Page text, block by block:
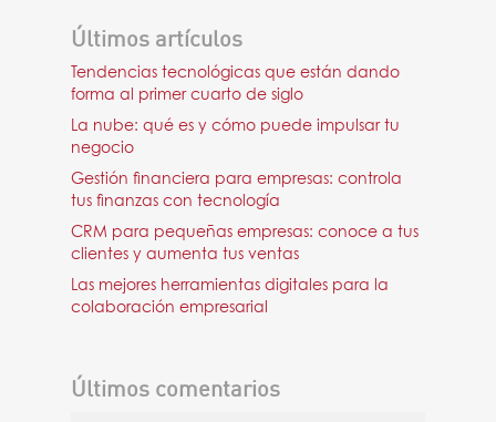
Últimos artículos
Tendencias tecnológicas que están dando
forma al primer cuarto de siglo
La nube: qué es y cómo puede impulsar tu
negocio
Gestión financiera para empresas: controla
tus finanzas con tecnología
CRM para pequeñas empresas: conoce a tus
clientes y aumenta tus ventas
Las mejores herramientas digitales para la
colaboración empresarial
Últimos comentarios